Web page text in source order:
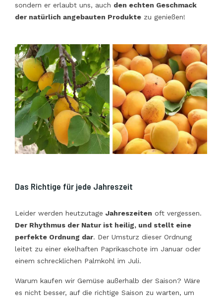
sondern er erlaubt uns, auch den echten Geschmack
der natürlich angebauten Produkte zu genießen!
Das Richtige für jede Jahreszeit
Leider werden heutzutage Jahreszeiten oft vergessen.
Der Rhythmus der Natur ist heilig, und stellt eine
perfekte Ordnung dar. Der Umsturz dieser Ordnung
leitet zu einer ekelhaften Paprikaschote im Januar oder
einem schrecklichen Palmkohl im Juli.
Warum kaufen wir Gemüse außerhalb der Saison? Wäre
es nicht besser, auf die richtige Saison zu warten, um